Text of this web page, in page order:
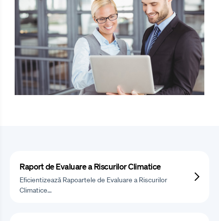
Raport de Evaluare a Riscurilor Climatice
Eficientizează Rapoartele de Evaluare a Riscurilor
Climatice…